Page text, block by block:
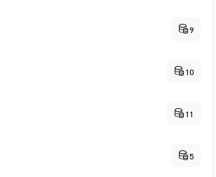
9
10
11
5